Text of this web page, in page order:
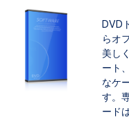
DVD
らオ
美し
ート
なケ
す。
ード